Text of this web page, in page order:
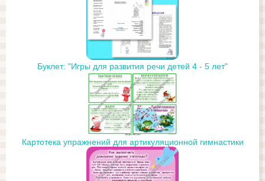
Буклет: "Игры для развития речи детей 4 - 5 лет"
Картотека упражнений для артикуляционной гимнастики